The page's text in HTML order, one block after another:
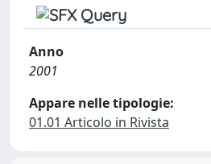
Anno
2001
Appare nelle tipologie:
01.01 Articolo in Rivista